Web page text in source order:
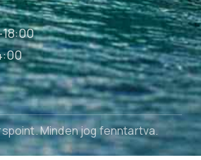
. Minden jog fenntartva.